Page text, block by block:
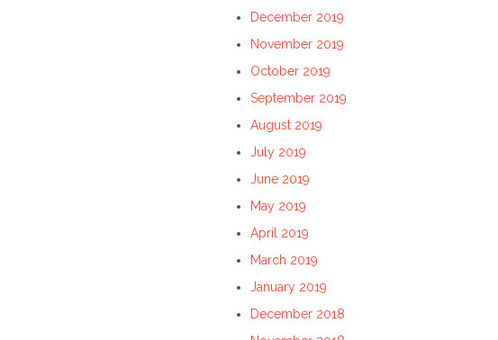
December 2019
November 2019
October 2019
September 2019
August 2019
July 2019
June 2019
May 2019
April 2019
March 2019
January 2019
December 2018